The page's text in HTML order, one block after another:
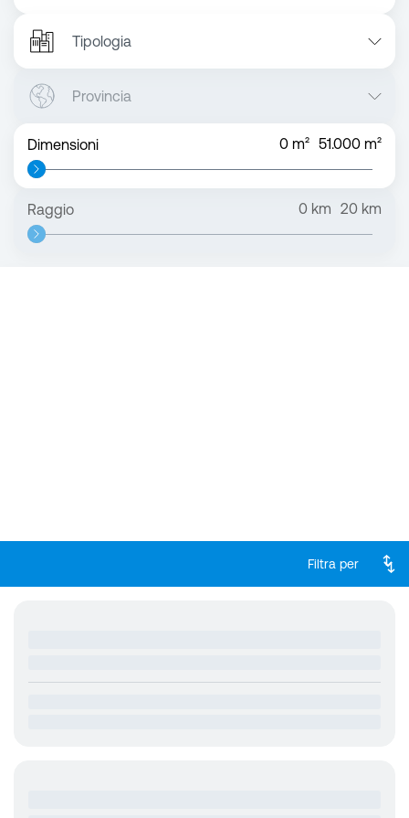
Tipologia
Provincia
Dimensioni 0 m² 51.000 m²
Raggio 0 km 20 km